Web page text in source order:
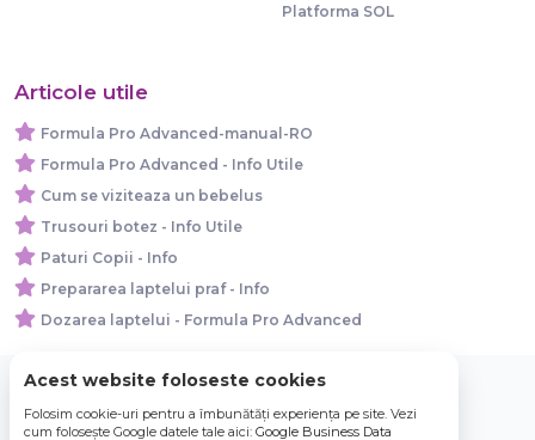
Platforma SOL
Articole utile
Formula Pro Advanced-manual-RO
Formula Pro Advanced - Info Utile
Cum se viziteaza un bebelus
Trusouri botez - Info Utile
Paturi Copii - Info
Prepararea laptelui praf - Info
Dozarea laptelui - Formula Pro Advanced
© 2026 Bebe Nou Online Store SRL
Acest website foloseste cookies
Folosim cookie-uri pentru a îmbunătăți experiența pe site. Vezi
cum folosește Google datele tale aici: Google Business Data